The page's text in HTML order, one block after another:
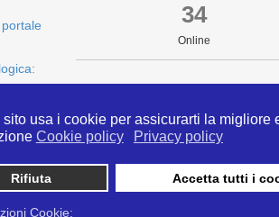
sito usa i cookie per assicurarti la migliore
Cookie policy Privacy policy
Rifiuta Accetta tutti i
Cookie:
34
Online
info@ipertermiaitalia.it tel. 331/9584817 . Il